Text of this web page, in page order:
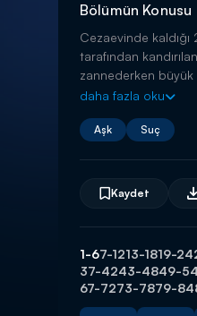
Bölümün Konusu
Cezaevinde kaldığı
tarafından
zannederken büyük
daha fazla oku
Aşk Suç
Kaydet
1-67-1213-1819-24
37-4243-4849-54
67-7273-7879-84